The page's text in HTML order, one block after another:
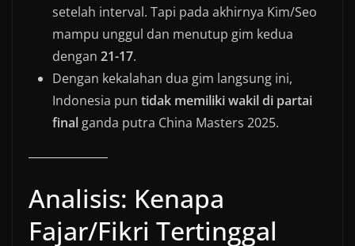
setelah interval. Tapi pada akhirnya Kim/Seo
mampu unggul dan menutup gim kedua
dengan 21-17.
Dengan kekalahan dua gim langsung ini,
Indonesia pun tidak memiliki wakil di partai
final ganda putra China Masters 2025.
Analisis: Kenapa
Fajar/Fikri Tertinggal